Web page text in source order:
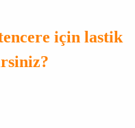
için lastik